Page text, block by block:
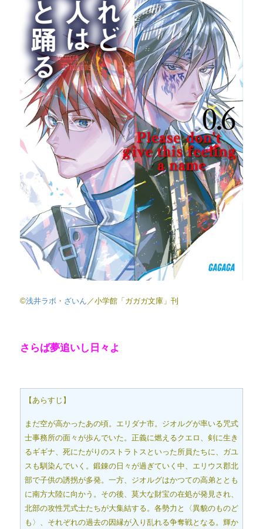
©浅井ラボ ・ ざいん ／小学館「ガガガ文庫」刊
さらば夢追いし日々よ
【あらすじ】
まだ空が高かったあの頃。エリダナ市。ジオルグが率いる咒式
士事務所の面々が歩んでいた。正義に燃えるクエロ、剣に生き
るギギナ、死にたがりのストラトスといった所員たちに、ガユ
スも馴染んでいく。鍛錬の日々が過ぎていく中、エリウス郡北
部で子供の誘拐が多発。一方、ジオルグはかつての高弟ととも
に南方大陸に向かう。その後、莫大な財宝の在処が発見され、
北部の攻性咒式士たちが大集結する。各勢力と〈異貌のものど
も〉、それぞれの過去の因縁が入り乱れる争奪戦となる。輝か